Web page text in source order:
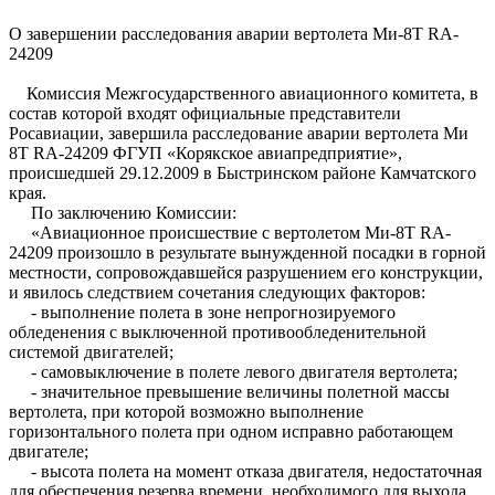
О завершении расследования аварии вертолета Ми-8Т RA-
24209
Комиссия Межгосударственного авиационного комитета, в
состав которой входят официальные представители
Росавиации, завершила расследование аварии вертолета Ми
8Т RA-24209 ФГУП «Корякское авиапредприятие»,
происшедшей 29.12.2009 в Быстринском районе Камчатского
края.
По заключению Комиссии:
«Авиационное происшествие с вертолетом Ми-8Т RA-
24209 произошло в результате вынужденной посадки в горной
местности, сопровождавшейся разрушением его конструкции,
и явилось следствием сочетания следующих факторов:
- выполнение полета в зоне непрогнозируемого
обледенения с выключенной противообледенительной
системой двигателей;
- самовыключение в полете левого двигателя вертолета;
- значительное превышение величины полетной массы
вертолета, при которой возможно выполнение
горизонтального полета при одном исправно работающем
двигателе;
- высота полета на момент отказа двигателя, недостаточная
для обеспечения резерва времени, необходимого для выхода